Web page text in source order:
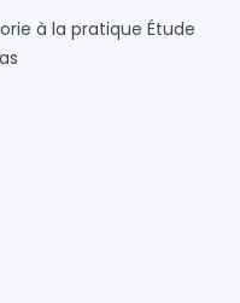
à la pratique Étude